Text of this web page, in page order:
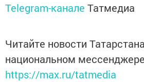
Telegram-канале Татмедиа
Читайте новости
национальном
https://max.ru/tatmedia